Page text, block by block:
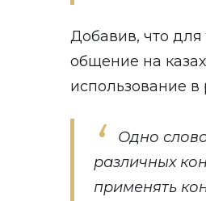
Добавив, что для
общение на
использование в
Одно
различных
применять